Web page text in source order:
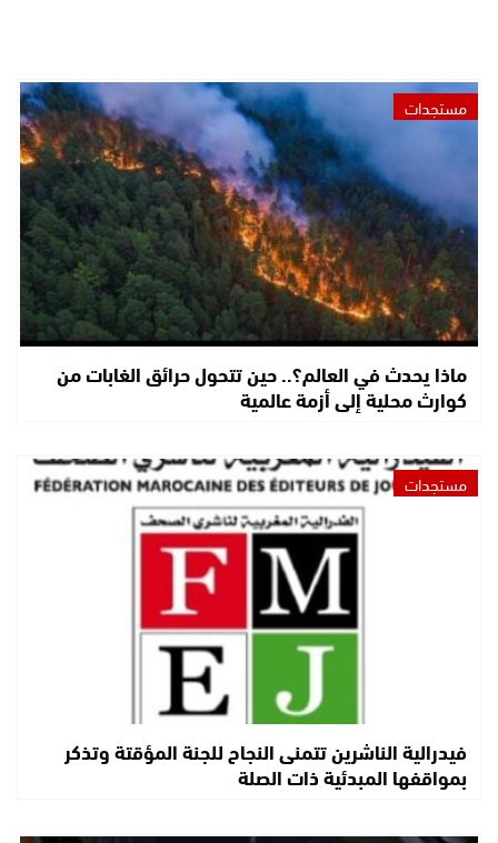
مستجدات
ماذا يحدث في العالم؟.. حين تتحول حرائق الغابات من
كوارث محلية إلى أزمة عالمية
مستجدات
فيدرالية الناشرين تتمنى النجاح للجنة المؤقتة وتذكر
بمواقفها المبدئية ذات الصلة